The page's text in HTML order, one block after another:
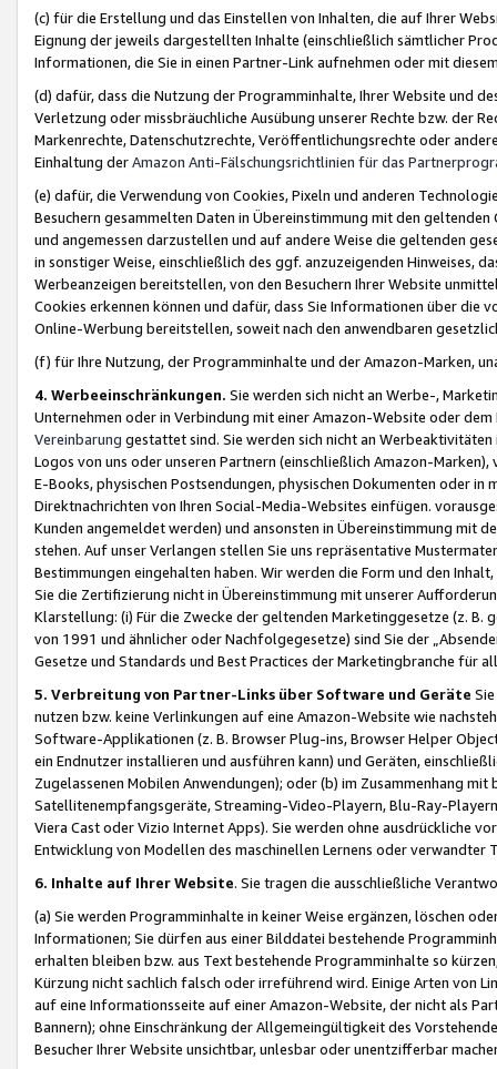
(c) für die Erstellung und das Einstellen von Inhalten, die auf Ihrer
Eignung der jeweils dargestellten Inhalte (einschließlich sämtlicher
Informationen, die Sie in einen Partner-Link aufnehmen oder mit
(d) dafür, dass die Nutzung der Programminhalte, Ihrer Website und
Verletzung oder missbräuchliche Ausübung unserer Rechte bzw. der
Markenrechte, Datenschutzrechte, Veröffentlichungsrechte oder
Einhaltung derAmazon Anti-Fälschungsrichtlinien für das
(e) dafür, die Verwendung von Cookies, Pixeln und anderen
Besuchern gesammelten Daten in Übereinstimmung mit den
und angemessen darzustellen und auf andere Weise die geltenden
in sonstiger Weise, einschließlich des ggf. anzuzeigenden Hinweises,
Werbeanzeigen bereitstellen, von den Besuchern Ihrer Website
Cookies erkennen können und dafür, dass Sie Informationen über die
Online-Werbung bereitstellen, soweit nach den anwendbaren
(f) für Ihre Nutzung, der Programminhalte und der Amazon-Marken,
4. Werbeeinschränkungen. Sie werden sich nicht an Werbe-,
Unternehmen oder in Verbindung mit einer Amazon-Website oder
Vereinbarung gestattet sind. Sie werden sich nicht an
Logos von uns oder unseren Partnern (einschließlich Amazon-
E-Books, physischen Postsendungen, physischen Dokumenten oder in
Direktnachrichten von Ihren Social-Media-Websites einfügen.
Kunden angemeldet werden) und ansonsten in Übereinstimmung mit
stehen. Auf unser Verlangen stellen Sie uns repräsentative
Bestimmungen eingehalten haben. Wir werden die Form und den
Sie die Zertifizierung nicht in Übereinstimmung mit unserer
Klarstellung: (i) Für die Zwecke der geltenden Marketinggesetze (z. B.
von 1991 und ähnlicher oder Nachfolgegesetze) sind Sie der
Gesetze und Standards und Best Practices der Marketingbranche für
5. Verbreitung von Partner-Links über Software und Geräte
nutzen bzw. keine Verlinkungen auf eine Amazon-Website wie
Software-Applikationen (z. B. Browser Plug-ins, Browser Helper
ein Endnutzer installieren und ausführen kann) und Geräten,
Zugelassenen Mobilen Anwendungen); oder (b) im Zusammenhang
Satellitenempfangsgeräte, Streaming-Video-Playern, Blu-Ray-
Viera Cast oder Vizio Internet Apps). Sie werden ohne ausdrückliche
Entwicklung von Modellen des maschinellen Lernens oder
6. Inhalte auf Ihrer Website. Sie tragen die ausschließliche
(a) Sie werden Programminhalte in keiner Weise ergänzen, löschen
Informationen; Sie dürfen aus einer Bilddatei bestehende
erhalten bleiben bzw. aus Text bestehende Programminhalte so
Kürzung nicht sachlich falsch oder irreführend wird. Einige Arten von
auf eine Informationsseite auf einer Amazon-Website, der nicht als
Bannern); ohne Einschränkung der Allgemeingültigkeit des
Besucher Ihrer Website unsichtbar, unlesbar oder unentzifferbar